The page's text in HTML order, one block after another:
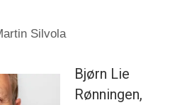
Silvola
Bjørn Lie
Rønningen,